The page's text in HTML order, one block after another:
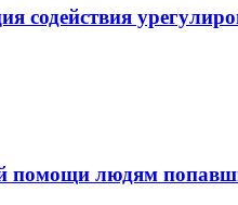
содействия
помощи людям